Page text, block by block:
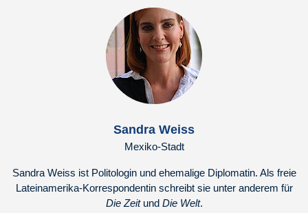
Sandra Weiss
Mexiko-Stadt
Sandra Weiss ist Politologin und ehemalige Diplomatin. Als freie
Lateinamerika-Korrespondentin schreibt sie unter anderem für
Die Zeitund Die Welt.